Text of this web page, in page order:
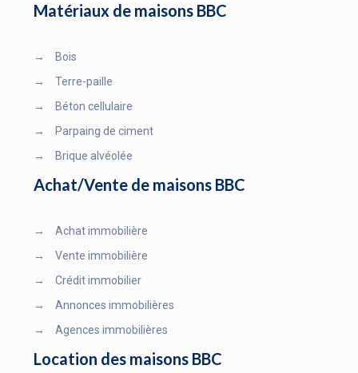
Matériaux de maisons BBC
→
Bois
→
Terre-paille
→
Béton cellulaire
→
Parpaing de ciment
→
Brique alvéolée
Achat/Vente de maisons BBC
→
Achat immobilière
→
Vente immobilière
→
Crédit immobilier
→
Annonces immobilières
→
Agences immobilières
Location des maisons BBC